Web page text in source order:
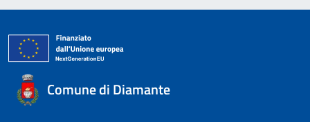
Comune di Diamante